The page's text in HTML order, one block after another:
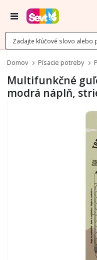
Menu
Domov Písacie potreby
Multifunkčné
modrá náplň,